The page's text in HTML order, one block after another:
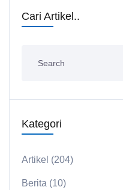
Cari Artikel..
Kategori
Artikel (204)
Berita (10)